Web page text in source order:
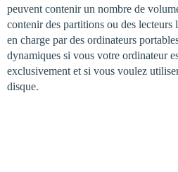
peuvent contenir un nombre de
contenir des partitions ou des lecteurs
en charge par des ordinateurs
dynamiques si vous votre ordinateur
exclusivement et si vous voulez
disque.